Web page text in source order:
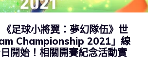
《足球小將翼：夢幻隊伍》世
Championship 2021」線
開始！相關開賽紀念活動實